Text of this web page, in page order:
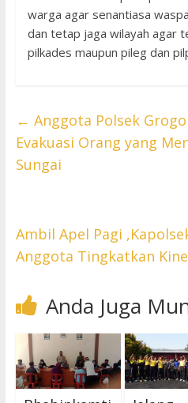
warga agar senantiasa
dan tetap jaga wilayah agar
pilkades maupun pileg dan
← Anggota Polsek
Evakuasi Orang yang
Sungai
Ambil Apel Pagi
Anggota Tingkatkan
Anda Juga